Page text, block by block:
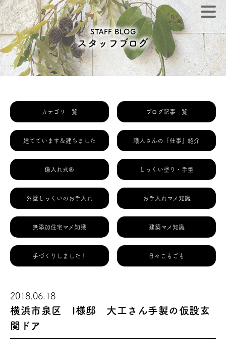
STAFF BLOG
スタッフブログ
カテゴリ一覧 ブログ記事一覧
建てています＆建ちました 職人さんの「仕事」紹介
傷入れ式® しっくい塗り・手型
外壁しっくいのお手入れ お手入れマメ知識
無添加住宅マメ知識 建築マメ知識
手づくりしました！ 日々こもごも
2018.06.18
横浜市泉区 I様邸 大工さん手製の仮設玄
関ドア